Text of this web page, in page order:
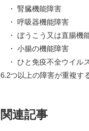
・ 腎臓機能障害
・ 呼吸器機能障害
・ ぼうこう又は直腸機
・ 小腸の機能障害
・ ひと免疫不全ウイル
6.2つ以上の障害が重複す
関連記事